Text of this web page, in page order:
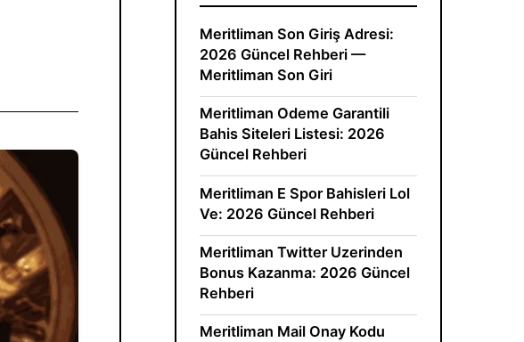
Meritliman Son Giriş Adresi:
2026 Güncel Rehberi —
Meritliman Son Giri
Meritliman Odeme Garantili
Bahis Siteleri Listesi: 2026
Güncel Rehberi
Meritliman E Spor Bahisleri Lol
Ve: 2026 Güncel Rehberi
Meritliman Twitter Uzerinden
Bonus Kazanma: 2026 Güncel
Rehberi
Meritliman Mail Onay Kodu